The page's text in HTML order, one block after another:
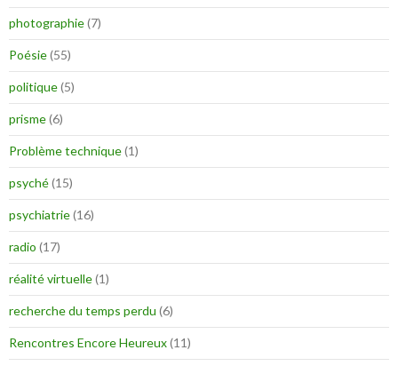
photographie(7)
Poésie(55)
politique(5)
prisme(6)
Problème technique(1)
psyché(15)
psychiatrie(16)
radio (17)
réalité virtuelle(1)
recherche du temps perdu (6)
Rencontres Encore Heureux(11)